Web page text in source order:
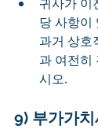
귀사가 이
당 사항이
과거 상호
과 여전히
시오.
9) 부가가